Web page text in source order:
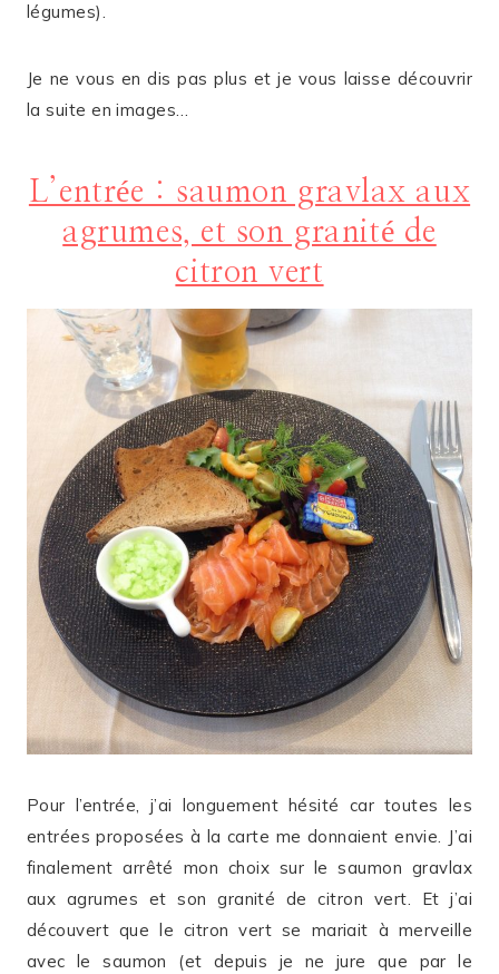
légumes).
Je ne vous en dis pas plus et je vous laisse découvrir
la suite en images…
L’entrée : saumon gravlax aux
agrumes, et son granité de
citron vert
Pour l’entrée, j’ai longuement hésité car toutes les
entrées proposées à la carte me donnaient envie. J’ai
finalement arrêté mon choix sur le saumon gravlax
aux agrumes et son granité de citron vert. Et j’ai
découvert que le citron vert se mariait à merveille
avec le saumon (et depuis je ne jure que par le